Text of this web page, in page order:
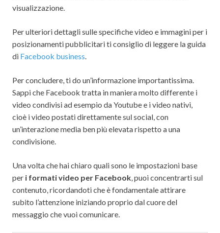
visualizzazione.
Per ulteriori dettagli sulle specifiche video e immagini per i
posizionamenti pubblicitari ti consiglio di leggere la guida
di Facebook business.
Per concludere, ti do un’informazione importantissima.
Sappi che Facebook tratta in maniera molto differente i
video condivisi ad esempio da Youtube e i video nativi,
cioè i video postati direttamente sul social, con
un’interazione media ben più elevata rispetto a una
condivisione.
Una volta che hai chiaro quali sono le impostazioni base
per i formati video per Facebook, puoi concentrarti sul
contenuto, ricordandoti che è fondamentale attirare
subito l’attenzione iniziando proprio dal cuore del
messaggio che vuoi comunicare.